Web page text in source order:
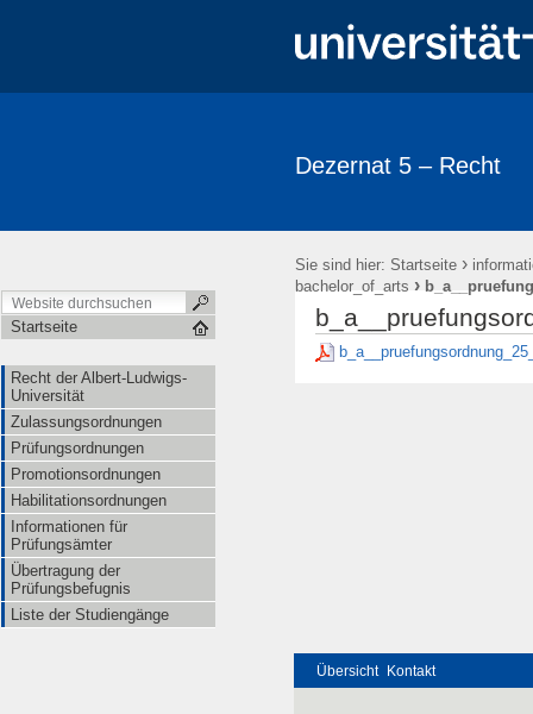
Dezernat 5 – Recht
Sie sind hier: Startseite ›
bachelor_of_arts ›
Startseite
Recht der Albert-Ludwigs-
Universität
Zulassungsordnungen
Prüfungsordnungen
Promotionsordnungen
Habilitationsordnungen
Informationen für
Prüfungsämter
Übertragung der
Prüfungsbefugnis
Liste der Studiengänge
Übersicht Kontakt